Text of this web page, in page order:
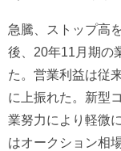
急騰、ストップ高
後、20年11月期の
た。営業利益は従
に上振れた。新型
業努力により軽微
はオークション相